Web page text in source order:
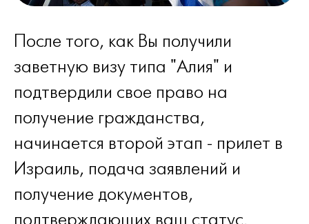
После того, как Вы получили
заветную визу типа "Алия" и
подтвердили свое право на
получение гражданства,
начинается второй этап - прилет в
Израиль, подача заявлений и
получение документов,
подтверждающих ваш статус.